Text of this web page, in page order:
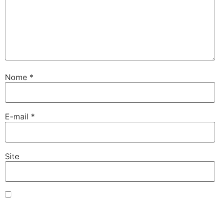
Nome *
E-mail *
Site